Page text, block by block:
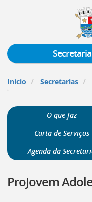
Prefeitura
Vitória
teclado:
para
a
instruções
Ir
a
página
Início Secretarias
O que faz
Carta de Serviços
Agenda da
ProJovem